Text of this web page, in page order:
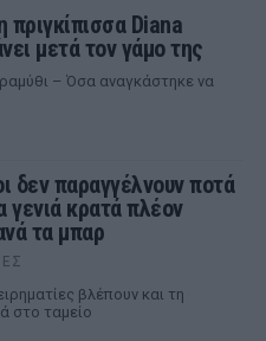
Diana
μετά τον γάμο της
– Όσα αναγκάστηκε να
δεν παραγγέλνουν ποτά
γενιά κρατά πλέον
τα μπαρ
βλέπουν και τη
στο ταμείο